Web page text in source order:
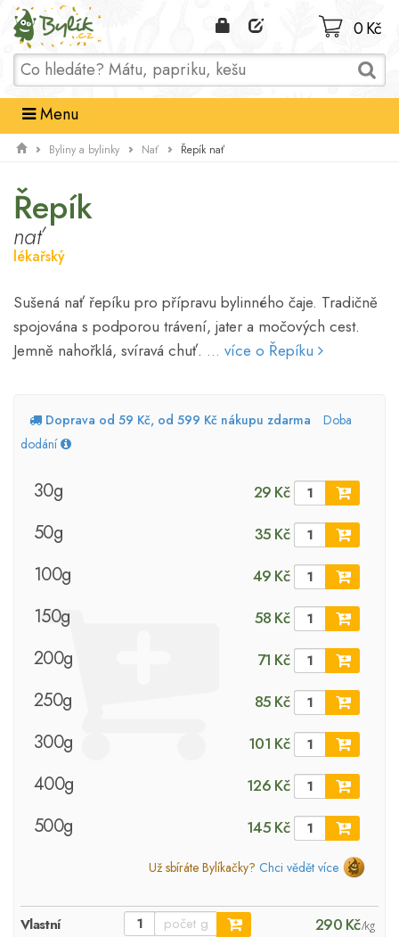
Domů
0 Kč
Menu
Byliny a bylinky Nať Řepík nať
Řepík
nať
lékařský
Sušená nať řepíku pro přípravu bylinného čaje. Tradičně
spojována s podporou trávení, jater a močových cest.
Jemně nahořklá, svíravá chuť. ... více o Řepíku
Doprava od 59 Kč, od 599 Kč nákupu zdarma
Doba
dodání
30g 29 Kč
50g 35 Kč
100g 49 Kč
150g 58 Kč
200g 71 Kč
250g 85 Kč
300g 101 Kč
400g 126 Kč
500g 145 Kč
Už sbíráte Bylíkačky? Chci vědět více
Vlastní 290 Kč/kg